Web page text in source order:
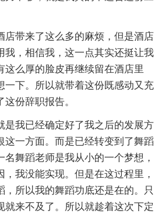
店带来了这么多的麻烦，但是酒店
我，相信我，这一点其实还挺让我
这么厚的脸皮再继续留在酒店里
一下。所以就带着这份既感动又充
份辞职报告。
是我已经确定好了我之后的发展方
这一方面。而是已经转变到了舞蹈
舞蹈老师是我从小的一个梦想，
，我没能实现。但是在这过程里，
，所以我的舞蹈功底还是在的。只
就来不及了。所以就趁着这次下定